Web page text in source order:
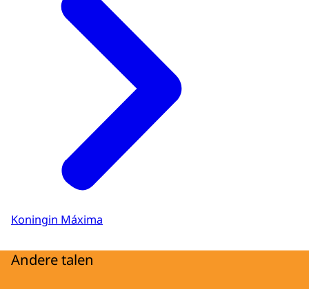
Koningin Máxima
Andere talen